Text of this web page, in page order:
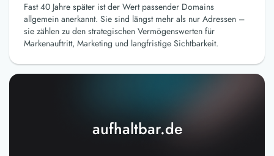
aufhaltbar.de
Fast 40 Jahre später ist der Wert passender Domains
allgemein anerkannt. Sie sind längst mehr als nur Adressen –
sie zählen zu den strategischen Vermögenswerten für
Markenauftritt, Marketing und langfristige Sichtbarkeit.